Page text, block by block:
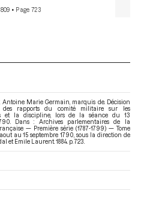
• Page 723
Antoine Marie Germain, marquis de. Décision
des rapports du comité militaire sur les
et la discipline, lors de la séance du 13
Dans : Archives parlementaires de la
— Première série (1787-1799) — Tome
au 15 septembre 1790 , sous la direction de
et Emile Laurent. 1884. p. 723.